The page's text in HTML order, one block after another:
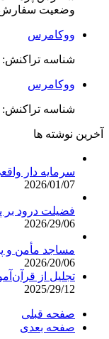
وضعیت سفارش
ووکامرس
شناسه تراکنش: j6kyipwzvaohws3dgkk8qco7a3dkkocm...
ووکامرس
شناسه تراکنش: x2zmgxd6hr5rioqadz5ohfbgsuobazyn...
آخرین نوشته ها
سرمایه دار
2026/01/07
فضیلت درود بر
2026/29/06
مساجد مأمن و
2026/20/06
تجلیل از
2025/29/12
صفحه قبلی
صفحه بعدی